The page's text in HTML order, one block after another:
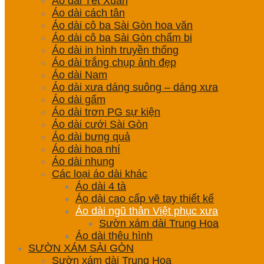
Áo dài cách tân
Áo dài cô ba Sài Gòn hoa văn
Áo dài cô ba Sài Gòn chấm bi
Áo dài in hình truyền thống
Áo dài trắng chụp ảnh đẹp
Áo dài Nam
Áo dài xưa dáng suông – dáng xưa
Áo dài gấm
Áo dài trơn PG sự kiện
Áo dài cưới Sài Gòn
Áo dài bưng quả
Áo dài hoa nhí
Áo dài nhung
Các loại áo dài khác
Áo dài 4 tà
Áo dài cao cấp vẽ tay thiết kế
Áo dài ngũ thân Việt phục xưa
Sườn xám dài Trung Hoa
Áo dài thêu hình
SƯỜN XÁM SÀI GÒN
Sườn xám dài Trung Hoa